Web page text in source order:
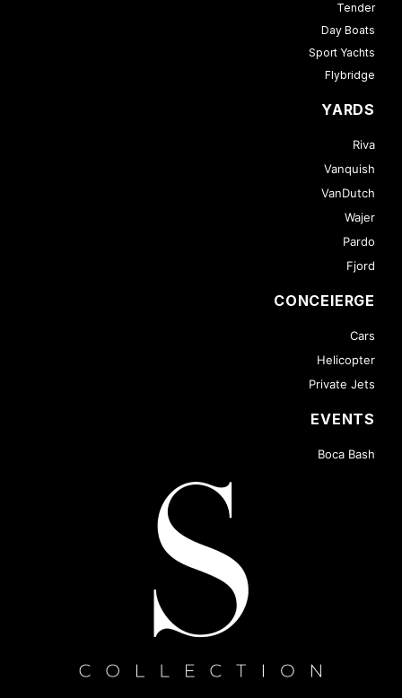
Tender
Day Boats
Sport Yachts
Flybridge
YARDS
Riva
Vanquish
VanDutch
Wajer
Pardo
Fjord
CONCEIERGE
Cars
Helicopter
Private Jets
EVENTS
Boca Bash